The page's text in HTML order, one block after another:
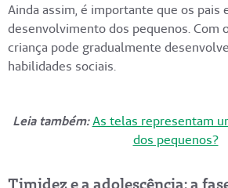
Ainda assim, é importante que os pais
desenvolvimento dos pequenos. Com
criança pode gradualmente
habilidades sociais.
Leia também:As telas representam
dos pequenos?
Timidez e a adolescência: a